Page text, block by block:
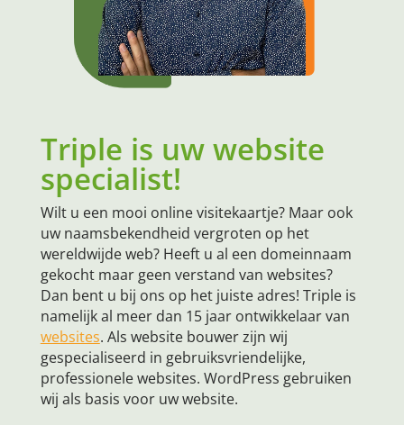
Triple is uw website
specialist!
Wilt u een mooi online visitekaartje? Maar ook
uw naamsbekendheid vergroten op het
wereldwijde web? Heeft u al een domeinnaam
gekocht maar geen verstand van websites?
Dan bent u bij ons op het juiste adres! Triple is
namelijk al meer dan 15 jaar ontwikkelaar van
websites. Als website bouwer zijn wij
gespecialiseerd in gebruiksvriendelijke,
professionele websites. WordPress gebruiken
wij als basis voor uw website.